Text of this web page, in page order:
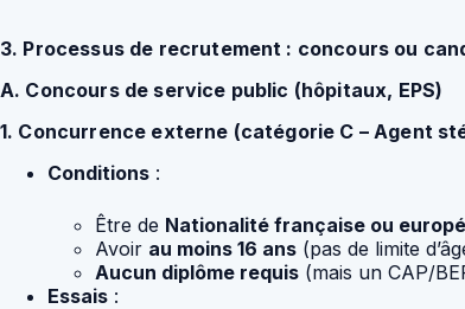
3. Processus de recrutement : concours ou
A. Concours de service public (hôpitaux, EPS)
1. Concurrence externe (catégorie C – Agent
Conditions :
Être de Nationalité française ou
Avoir au moins 16 ans (pas de limite
Aucun diplôme requis (mais un CAP/
Essais :